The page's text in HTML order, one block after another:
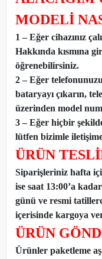
MODELİ
1 – Eğer cihazınız
Hakkında kısmına
öğrenebilirsiniz.
2 – Eğer
bataryayı çıkarın,
üzerinden model
3 – Eğer hiçbir
lütfen bizimle
ÜRÜN
Siparişleriniz hafta
ise saat 13:00’a
günü ve resmi
içerisinde kargoya
ÜRÜN
Ürünler paketleme